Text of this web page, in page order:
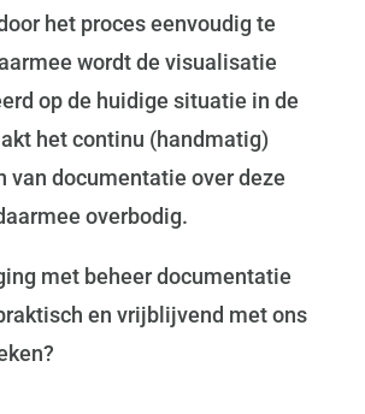
het proces eenvoudig te
wordt de visualisatie
op de huidige situatie in de
het continu (handmatig)
van documentatie over deze
overbodig.
met beheer documentatie
en vrijblijvend met ons